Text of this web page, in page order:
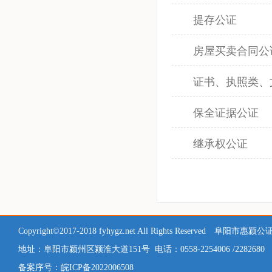
提存公证
房屋买卖合同
证书、执照类
保全证据公证
继承权公证
Copyright©2017-2018 fyhygz.net All Rights Reserved 阜阳市惠颍公
地址： 阜阳市颍州区颍淮大道151号 电话：0558-2254006 /2282680
备案序号：皖ICP备2022006508